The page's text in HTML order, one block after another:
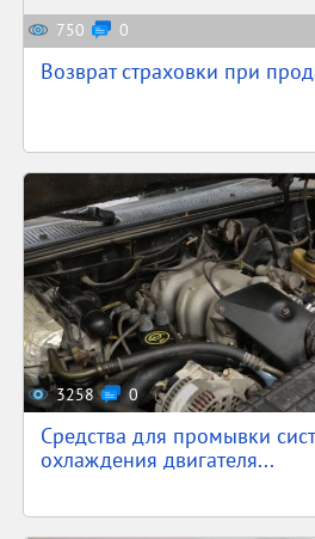
750 0
Возврат страховки при
3258 0
Средства для промывки
охлаждения двигателя...